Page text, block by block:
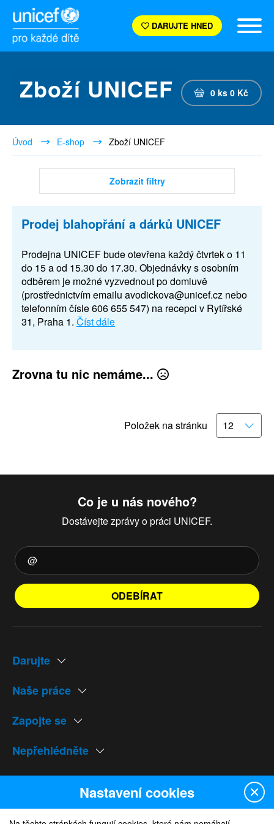
DARUJTE HNED
Zboží UNICEF 0 ks 0 Kč
Úvod E-shop Zboží UNICEF
Zobrazit filtry
Prodej blahopřání a dárků UNICEF
Prodejna UNICEF bude otevřena každý čtvrtek o 11
do 15 a od 15.30 do 17.30. Objednávky s osobním
odběrem je možné vyzvednout po domluvě
(prostřednictvím emailu avodickova@unicef.cz nebo
telefonním čísle 606 655 547) na recepci v Rytířské
31, Praha 1. Číst dále
Zrovna tu nic nemáme...
Položek na stránku
Co je u nás nového?
Dostávejte zprávy o práci UNICEF.
ODEBÍRAT
Darujte
Naše práce
Zapojte se
Nepřehlédněte
Naše weby
Nastavení cookies